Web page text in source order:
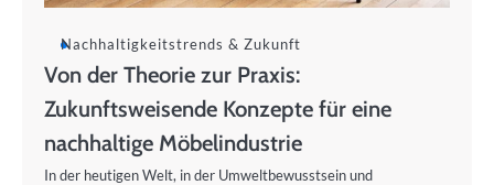
Nachhaltigkeitstrends & Zukunft
Von der Theorie zur Praxis:
Zukunftsweisende Konzepte für eine
nachhaltige Möbelindustrie
In der heutigen Welt, in der Umweltbewusstsein und